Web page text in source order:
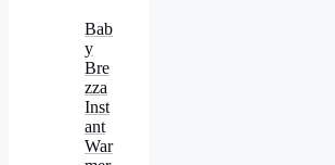
Bab
y
Bre
zza
Inst
ant
War